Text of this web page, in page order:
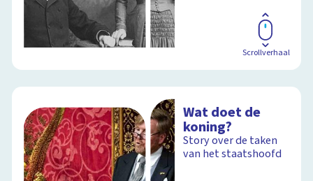
Scrollverhaal
Wat doet de
koning?
Story over de taken
van het staatshoofd